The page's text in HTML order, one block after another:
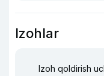
Izohlar
Izoh qoldirish